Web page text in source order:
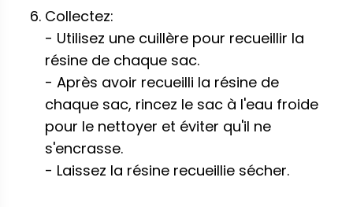
Collectez:
- Utilisez une cuillère pour recueillir la
résine de chaque sac.
- Après avoir recueilli la résine de
chaque sac, rincez le sac à l'eau froide
pour le nettoyer et éviter qu'il ne
s'encrasse.
- Laissez la résine recueillie sécher.